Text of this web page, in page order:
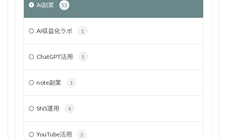
AI副業 53
AI収益化ラボ 1
ChatGPT活用 5
note副業 1
SNS運用 4
YouTube活用 2